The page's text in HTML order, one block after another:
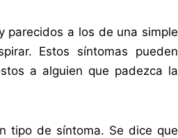
parecidos a los de una simple
Estos síntomas pueden
a alguien que padezca la
tipo de síntoma. Se dice que